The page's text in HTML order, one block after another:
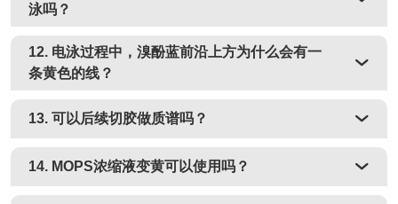
泳吗？
12. 电泳过程中，溴酚蓝前沿上方为什么会有一
条黄色的线？
13. 可以后续切胶做质谱吗？
14. MOPS浓缩液变黄可以使用吗？